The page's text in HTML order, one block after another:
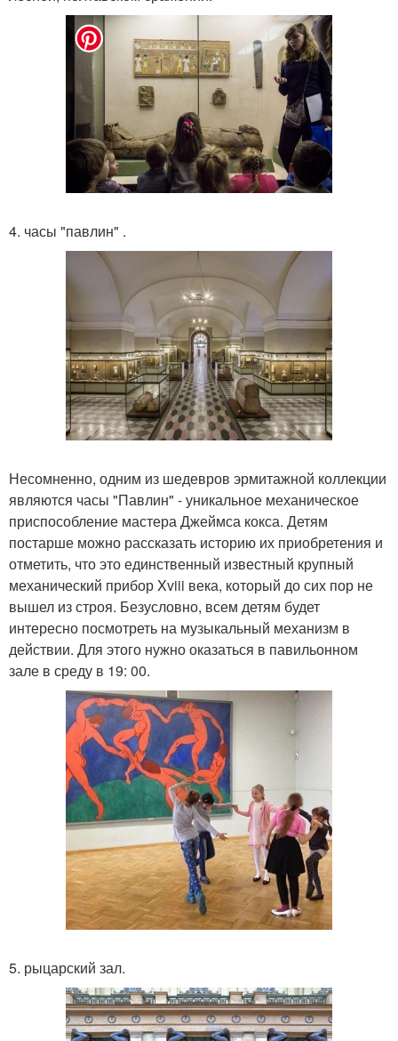
4. часы "павлин" .
Несомненно, одним из шедевров эрмитажной коллекции
являются часы "Павлин" - уникальное механическое
приспособление мастера Джеймса кокса. Детям
постарше можно рассказать историю их приобретения и
отметить, что это единственный известный крупный
механический прибор Xviii века, который до сих пор не
вышел из строя. Безусловно, всем детям будет
интересно посмотреть на музыкальный механизм в
действии. Для этого нужно оказаться в павильонном
зале в среду в 19: 00.
5. рыцарский зал.